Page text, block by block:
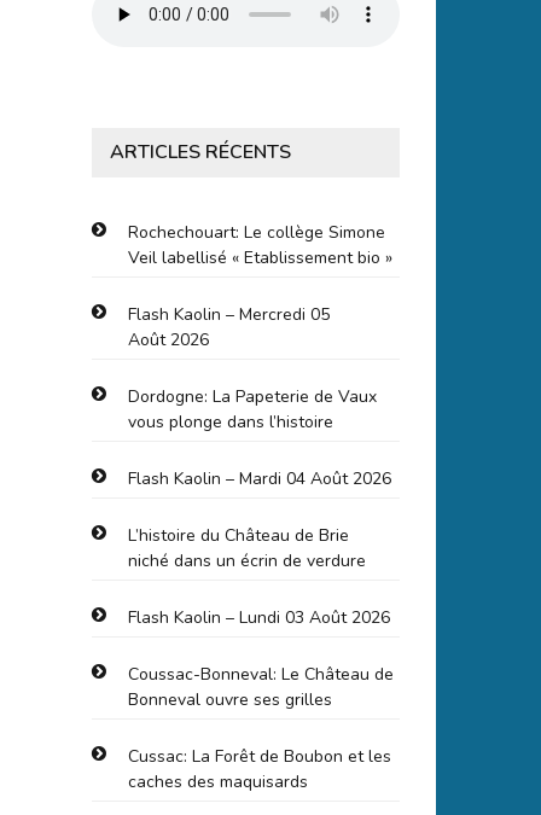
ARTICLES RÉCENTS
Rochechouart: Le collège Simone
Veil labellisé « Etablissement bio »
Flash Kaolin – Mercredi 05
Août 2026
Dordogne: La Papeterie de Vaux
vous plonge dans l’histoire
Flash Kaolin – Mardi 04 Août 2026
L’histoire du Château de Brie
niché dans un écrin de verdure
Flash Kaolin – Lundi 03 Août 2026
Coussac-Bonneval: Le Château de
Bonneval ouvre ses grilles
Cussac: La Forêt de Boubon et les
caches des maquisards